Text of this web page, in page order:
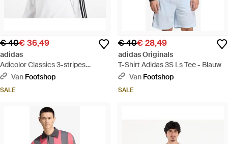
€ 40€ 36,49
adidas
Adicolor Classics 3-stripes
Longsleeve - Wit
Van Footshop
SALE
€ 40€ 28,49
adidas Originals
T-Shirt Adidas 3S Ls Tee - Blauw
Van Footshop
SALE